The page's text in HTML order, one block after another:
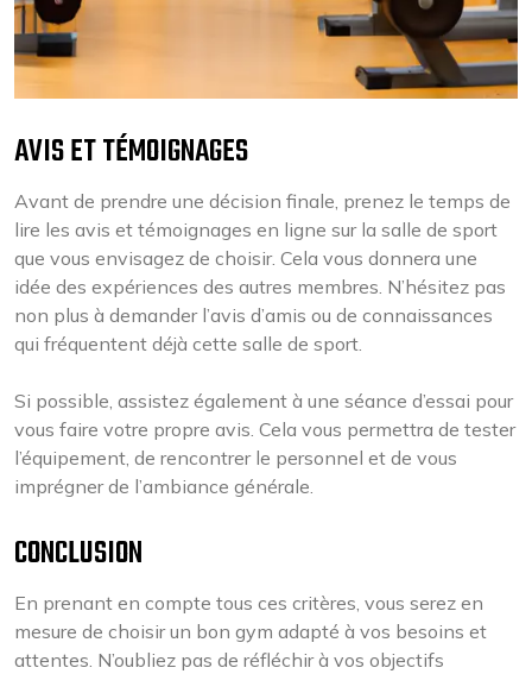
AVIS ET TÉMOIGNAGES
Avant de prendre une décision finale, prenez le temps de
lire les avis et témoignages en ligne sur la salle de sport
que vous envisagez de choisir. Cela vous donnera une
idée des expériences des autres membres. N’hésitez pas
non plus à demander l’avis d’amis ou de connaissances
qui fréquentent déjà cette salle de sport.
Si possible, assistez également à une séance d’essai pour
vous faire votre propre avis. Cela vous permettra de tester
l’équipement, de rencontrer le personnel et de vous
imprégner de l’ambiance générale.
CONCLUSION
En prenant en compte tous ces critères, vous serez en
mesure de choisir un bon gym adapté à vos besoins et
attentes. N’oubliez pas de réfléchir à vos objectifs